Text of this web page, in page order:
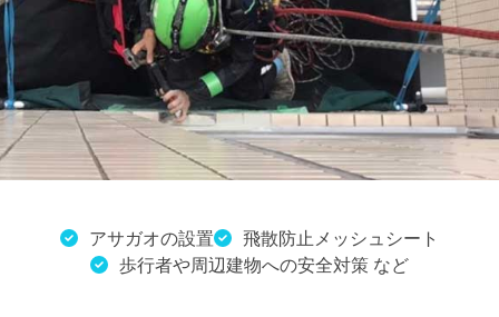
アサガオの設置
飛散防止メッシュシート
歩行者や周辺建物への安全対策 など